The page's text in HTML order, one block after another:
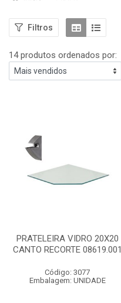
Filtros
14 produtos ordenados por:
PRATELEIRA VIDRO 20X20
CANTO RECORTE 08619.001
Código: 3077
Embalagem: UNIDADE